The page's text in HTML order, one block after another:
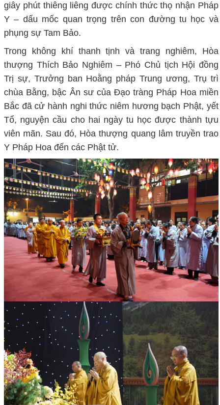
giây phút thiêng liêng được chính thức thọ nhận Pháp
Y – dấu mốc quan trọng trên con đường tu học và
phụng sự Tam Bảo.
Trong không khí thanh tịnh và trang nghiêm, Hòa
thượng Thích Bảo Nghiêm – Phó Chủ tịch Hội đồng
Trị sự, Trưởng ban Hoằng pháp Trung ương, Trụ trì
chùa Bằng, bậc Ân sư của Đạo tràng Pháp Hoa miền
Bắc đã cử hành nghi thức niêm hương bạch Phật, yết
Tổ, nguyện cầu cho hai ngày tu học được thành tựu
viên mãn. Sau đó, Hòa thượng quang lâm truyền trao
Y Pháp Hoa đến các Phật tử.